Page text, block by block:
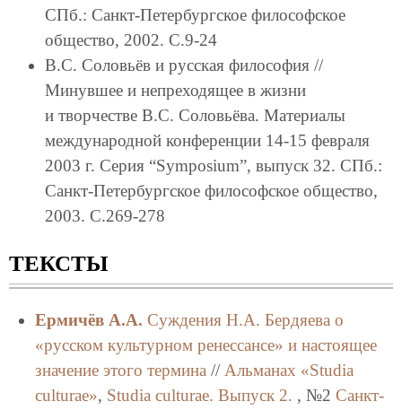
СПб.: Санкт-Петербургское философское
общество, 2002. С.9-24
В.С. Соловьёв и русская философия //
Минувшее и непреходящее в жизни
и творчестве В.С. Соловьёва. Материалы
международной конференции 14-15 февраля
2003 г. Серия “Symposium”, выпуск 32. СПб.:
Санкт-Петербургское философское общество,
2003. С.269-278
ТЕКСТЫ
Ермичёв А.А. Суждения Н.А. Бердяева о
«русском культурном ренессансе» и настоящее
значение этого термина // Альманах «Studia
culturae», Studia culturae. Выпуск 2. , №2 Санкт-